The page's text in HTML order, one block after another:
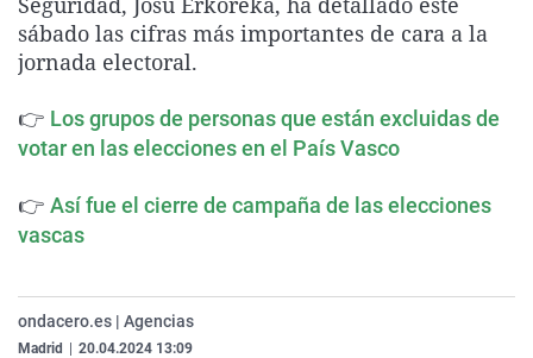
La rosa de los vientos
Caso
Operación Viuda
Extremadura
Navarra
Virales
sábado las cifras más importantes de cara a la
jornada electoral.
👉 Los grupos de personas que están excluidas de
votar en las elecciones en el País Vasco
👉 Así fue el cierre de campaña de las elecciones
vascas
ondacero.es | Agencias
Madrid 20.04.2024 13:09